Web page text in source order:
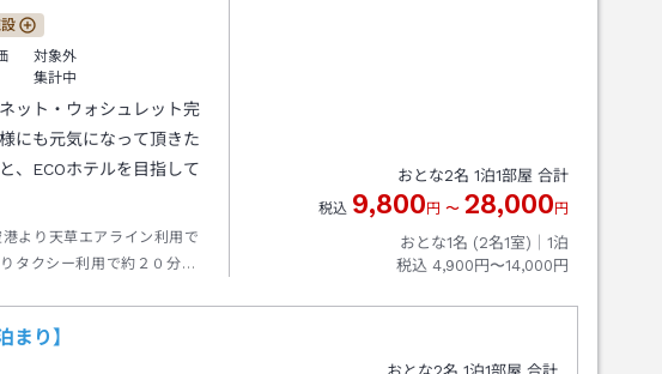
対象外
集計中
ット・ウォシュレット完
にも元気になって頂きた
、ECOホテルを目指して
より天草エアライン利用で
タクシー利用で約２０分で
。
おとな2名 1泊1部屋 合計
税込 9,800 円 〜 28,000 円
おとな1名 (2名1室)｜ 1泊
税込 4,900円〜14,000円
り】